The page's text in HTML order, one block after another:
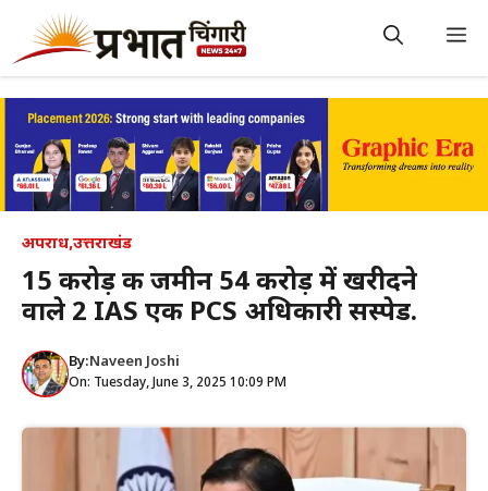
content
अपराध,उत्तराखंड
15 करोड़ की जमीन 54 करोड़ में खरीदने
वाले 2 IAS एक PCS अधिकारी सस्पेड.
By:Naveen Joshi
On: Tuesday, June 3, 2025 10:09 PM